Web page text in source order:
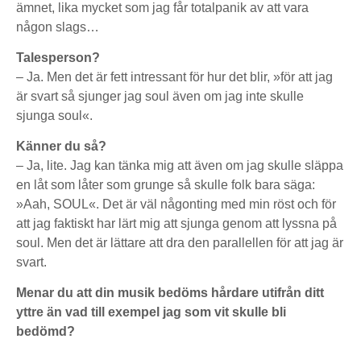
ämnet, lika mycket som jag får totalpanik av att vara
någon slags…
Talesperson?
– Ja. Men det är fett intressant för hur det blir, »för att jag
är svart så sjunger jag soul även om jag inte skulle
sjunga soul«.
Känner du så?
– Ja, lite. Jag kan tänka mig att även om jag skulle släppa
en låt som låter som grunge så skulle folk bara säga:
»Aah, SOUL«. Det är väl någonting med min röst och för
att jag faktiskt har lärt mig att sjunga genom att lyssna på
soul. Men det är lättare att dra den parallellen för att jag är
svart.
Menar du att din musik bedöms hårdare utifrån ditt
yttre än vad till exempel jag som vit skulle bli
bedömd?